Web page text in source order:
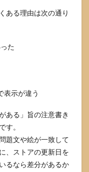
ある理由は次の通り
た
表示が違う
ある」旨の注意書き
す。
題文や絵が一致して
、ストアの更新日を
るなら差分があるか